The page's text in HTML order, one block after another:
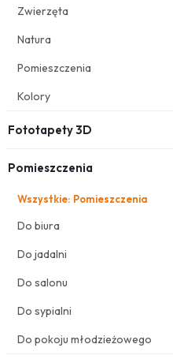
Zwierzęta
Natura
Pomieszczenia
Kolory
Fototapety 3D
Pomieszczenia
Wszystkie: Pomieszczenia
Do biura
Do jadalni
Do salonu
Do sypialni
Do pokoju młodzieżowego